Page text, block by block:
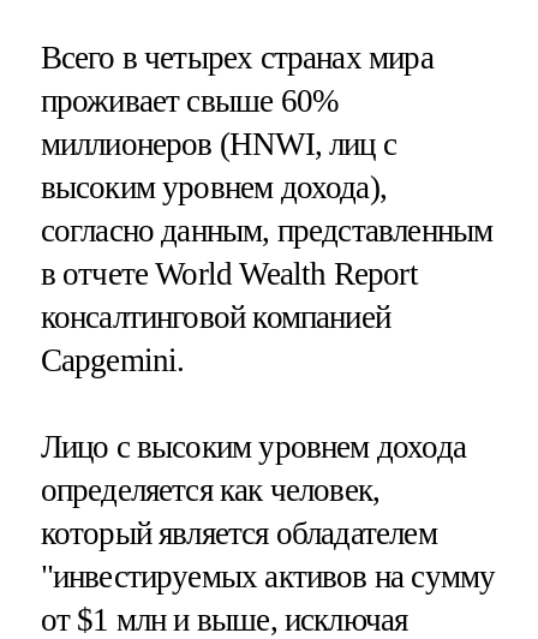
Всего в четырех странах мира
проживает свыше 60%
миллионеров (HNWI, лиц с
высоким уровнем дохода),
согласно данным, представленным
в отчете World Wealth Report
консалтинговой компанией
Capgemini.
Лицо с высоким уровнем дохода
определяется как человек,
который является обладателем
"инвестируемых активов на сумму
от $1 млн и выше, исключая